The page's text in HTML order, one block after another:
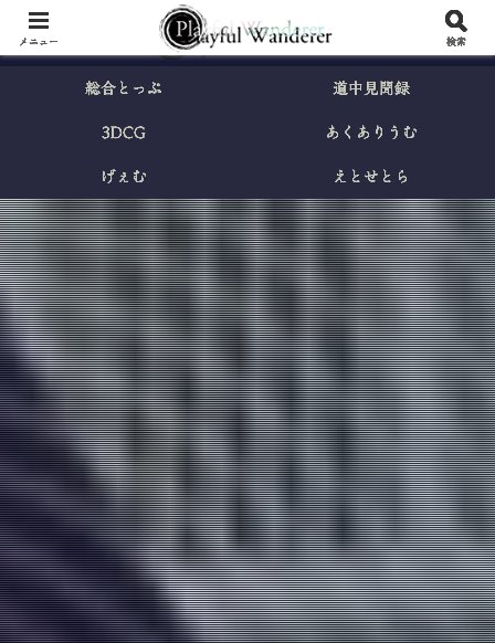
総合とっぷ 道中見聞録
3DCG あくありうむ
げぇむ えとせとら
メニュー 検索